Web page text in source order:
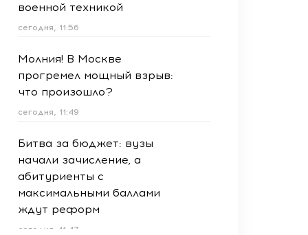
военной техникой
сегодня, 11:56
Молния! В Москве
прогремел мощный взрыв:
что произошло?
сегодня, 11:49
Битва за бюджет: вузы
начали зачисление, а
абитуриенты с
максимальными баллами
ждут реформ
сегодня, 11:47